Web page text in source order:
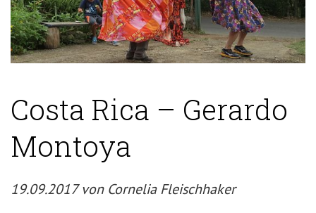
Costa Rica – Gerardo
Montoya
19.09.2017 von Cornelia Fleischhaker